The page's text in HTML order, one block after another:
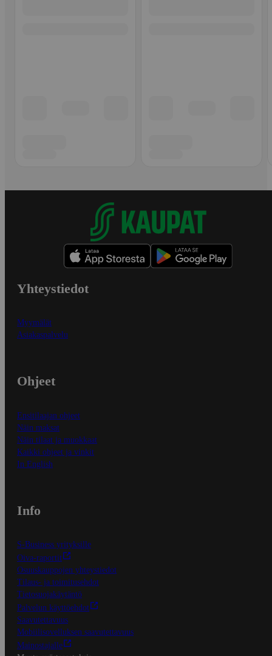
Yhteystiedot
Myymälät
Asiakaspalvelu
Ohjeet
Ensitilaajan ohjeet
Näin maksat
Näin tilaat ja muokkaat
Kaikki ohjeet ja vinkit
In English
Info
S-Business yrityksille
Oiva-raportit
Osuuskauppojen yhteystiedot
Tilaus- ja toimitusehdot
Tietosuojakäytäntö
Palvelun käyttöehdot
Saavutettavuus
Mobiilisovelluksen saavutettavuus
Mainostajalle